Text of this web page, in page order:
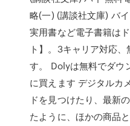
略(一) (講談社文庫) バ
実用書など電子書籍は
ト】。3キャリア対応
す。 Dolyは無料でダウ
に買えます デジタルカ
ドを見つけたり、最新
たように、ほかの商品